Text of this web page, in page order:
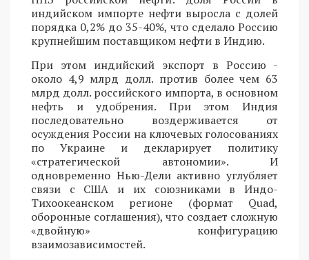
индийском импорте нефти выросла с долей
порядка 0,2% до 35-40%, что сделало Россию
крупнейшим поставщиком нефти в Индию.
При этом индийский экспорт в Россию -
около 4,9 млрд долл. против более чем 63
млрд долл. российского импорта, в основном
нефть и удобрения. При этом Индия
последовательно воздерживается от
осуждения России на ключевых голосованиях
по Украине и декларирует политику
«стратегической автономии». И
одновременно Нью-Дели активно углубляет
связи с США и их союзниками в Индо-
Тихоокеанском регионе (формат Quad,
оборонные соглашения), что создает сложную
«двойную» конфигурацию
взаимозависимостей.